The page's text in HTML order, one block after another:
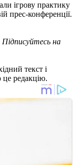
ігрову практику
прес-конференції.
Підписуйтесь на
текст і
редакцію.